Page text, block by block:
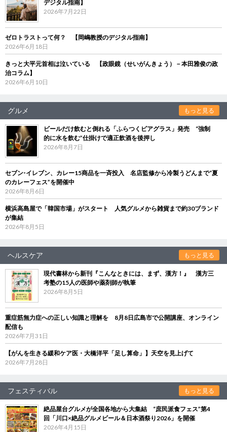
デジタル指南】
2026年7月22日
ゼロトラストって何？ 【岡嶋教授のデジタル指南】
2026年6月18日
きっと大平元首相は泣いている 【政眼鏡（せいがんきょう）－本田雅俊の政
治コラム】
2026年6月10日
グルメ もっと見る
ビールだけ飲むと倒れる「ふらつくビアグラス」発売 “強制
的に水を飲む”仕掛けで適正飲酒を後押し
2026年8月7日
セブン‐イレブン、カレー15商品を一斉投入 名店監修から冷製うどんまで“夏
のカレーフェス”を開催中
2026年8月6日
横浜高島屋で「韓国市場」がスタート 人気グルメから雑貨まで約30ブランド
が集結
2026年8月5日
ヘルスケア もっと見る
現代書林から新刊『こんなときには、まず、漢方！』 漢方三
考塾の15人の医師や薬剤師が執筆
2026年8月5日
重症筋無力症への正しい知識と理解を 8月8日広島市で公開講座、オンライン
配信も
2026年7月31日
【がんを生きる緩和ケア医・大橋洋平「足し算命」】天空を見上げて
2026年7月28日
フェスティバル もっと見る
絶品屋台グルメが全国各地から大集結 “庶民派食フェス”第4
回「川口×絶品グルメビール＆日本酒祭り2026」を開催
2026年4月15日